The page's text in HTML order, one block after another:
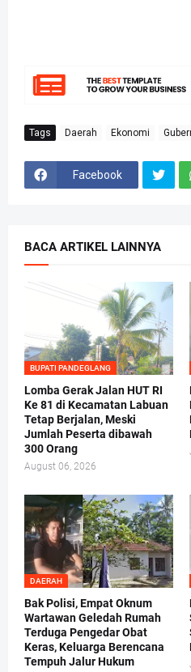
Tags Daerah Ekonomi
Facebook
BACA ARTIKEL LAINNYA
BUPATI PANDEGLANG
Lomba Gerak Jalan HUT RI
Ke 81 di Kecamatan Labuan
Tetap Berjalan, Meski
Jumlah Peserta dibawah
300 Orang
August 06, 2026
DAERAH
Bak Polisi, Empat Oknum
Wartawan Geledah Rumah
Terduga Pengedar Obat
Keras, Keluarga Berencana
Tempuh Jalur Hukum